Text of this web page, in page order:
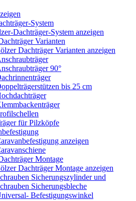
System
Dachträger-System anzeigen
Varianten
Dachträger Varianten anzeigen
90°
bis 25 cm
für Pilzköpfe
anzeigen
Montage
Dachträger Montage anzeigen
Sicherungszylinder und
Sicherungsbleche
Befestigungswinkel